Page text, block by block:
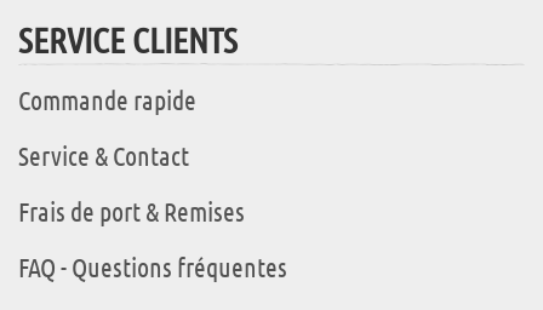
SERVICE CLIENTS
Commande rapide
Service & Contact
Frais de port & Remises
FAQ - Questions fréquentes